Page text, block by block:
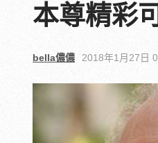
本尊精彩
bella儂儂 2018年1月27日